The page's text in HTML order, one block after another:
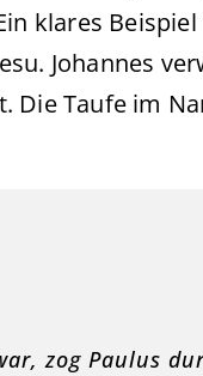
klares
Johannes
Die Taufe im
zog Paulus